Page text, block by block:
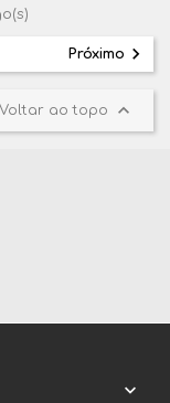
Próximo 
Voltar ao topo 
